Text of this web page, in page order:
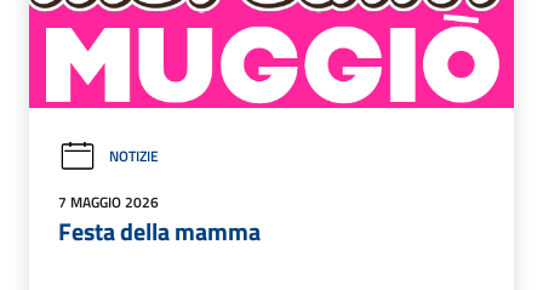
NOTIZIE
7 MAGGIO 2026
Festa della mamma